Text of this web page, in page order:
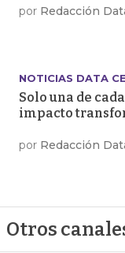
por Redacción
NOTICIAS DATA
Solo una de
impacto
por Redacción
Otros